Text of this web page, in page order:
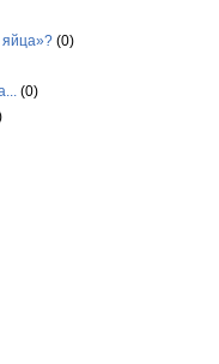
яйца»? (0)
(0)